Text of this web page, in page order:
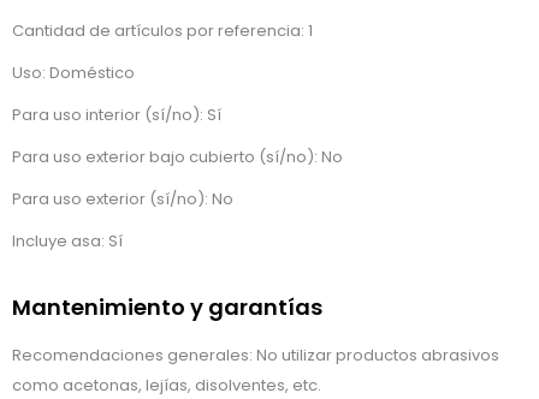
Cantidad de artículos por referencia: 1
Uso: Doméstico
Para uso interior (sí/no): Sí
Para uso exterior bajo cubierto (sí/no): No
Para uso exterior (sí/no): No
Incluye asa: Sí
Mantenimiento y garantías
Recomendaciones generales: No utilizar productos abrasivos
como acetonas, lejías, disolventes, etc.